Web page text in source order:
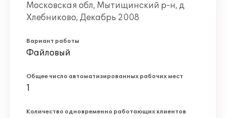
Московская обл, Мытищинский р-н, д
Хлебниково, Декабрь 2008
Вариант работы
Файловый
Общее число автоматизированных рабочих мест
1
Количество одновременно работающих клиентов